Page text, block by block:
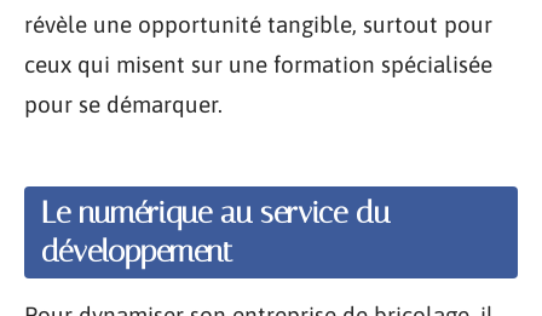
révèle une opportunité tangible, surtout pour
ceux qui misent sur une formation spécialisée
pour se démarquer.
Le numérique au service du
développement